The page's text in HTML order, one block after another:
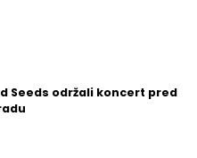
Seeds održali koncert pred